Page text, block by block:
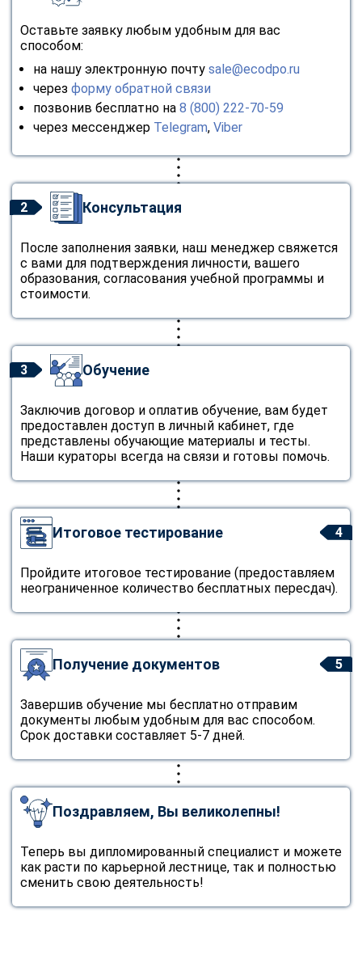
Оставьте заявку любым удобным для вас
способом:
на нашу электронную почту sale@ecodpo.ru
через форму обратной связи
позвонив бесплатно на 8 (800) 222-70-59
через мессенджер Telegram, Viber
2 Консультация
После заполнения заявки, наш менеджер свяжется
с вами для подтверждения личности, вашего
образования, согласования учебной программы и
стоимости.
3 Обучение
Заключив договор и оплатив обучение, вам будет
предоставлен доступ в личный кабинет, где
представлены обучающие материалы и тесты.
Наши кураторы всегда на связи и готовы помочь.
4
Итоговое тестирование
Пройдите итоговое тестирование (предоставляем
неограниченное количество бесплатных пересдач).
5
Получение документов
Завершив обучение мы бесплатно отправим
документы любым удобным для вас способом.
Срок доставки составляет 5-7 дней.
Поздравляем, Вы великолепны!
Теперь вы дипломированный специалист и можете
как расти по карьерной лестнице, так и полностью
сменить свою деятельность!